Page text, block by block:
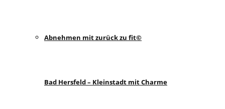
Abnehmen mit zurück zu fit©
Bad Hersfeld – Kleinstadt mit Charme